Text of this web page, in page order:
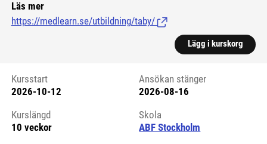
Läs mer
https://medlearn.se/utbildning/taby/ (Länk till extern sida.)
Lägg i kurskorg
Kursstart 6170943
Kursstart
2026-10-12
Ansökan stänger
2026-08-16
Kurslängd
10 veckor
Skola
ABF Stockholm